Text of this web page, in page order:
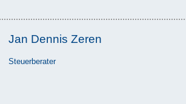
Jan Dennis Zeren
Steuerberater